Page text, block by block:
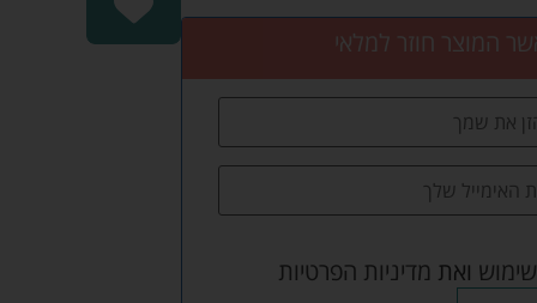
המוצר חוזר למלאי
ואת מדיניות הפרטיות